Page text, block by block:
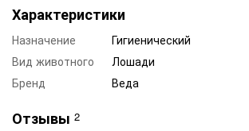
Характеристики
Назначение
Гигиенический
Вид животного
Лошади
Бренд
Веда
Отзывы 2